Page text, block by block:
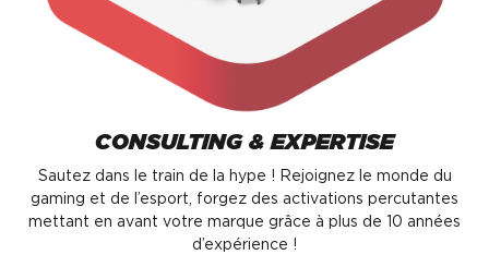
CONSULTING & EXPERTISE
Sautez dans le train de la hype ! Rejoignez le monde du
gaming et de l’esport, forgez des activations percutantes
mettant en avant votre marque grâce à plus de 10 années
d’expérience !